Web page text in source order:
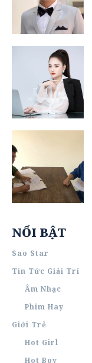
NỔI BẬT
Sao Star
Tin Tức Giải Trí
Âm Nhạc
Phim Hay
Giới Trẻ
Hot Girl
Hot Boy